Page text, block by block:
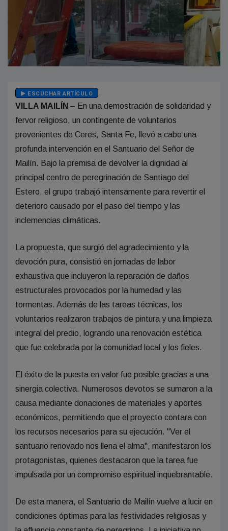
ESCUCHAR ARTÍCULO
VILLA MAILÍN – En una demostración de solidaridad y
fervor religioso, un contingente de voluntarios
provenientes de Ceres, Santa Fe, llevó a cabo una
profunda intervención en el Santuario del Señor de
Mailín. Bajo la premisa de devolver la dignidad al
principal centro de peregrinación de Santiago del
Estero, el grupo trabajó intensamente para revertir el
deterioro causado por el paso del tiempo y las
inclemencias climáticas.
La propuesta, que surgió del agradecimiento y la
devoción pura, consistió en jornadas de labor
exhaustiva que incluyeron la reparación de daños
estructurales provocados por la humedad y las
tormentas. Además de las tareas técnicas, los
voluntarios realizaron trabajos de pintura y una limpieza
integral del predio, logrando una renovación estética
que fue celebrada por la comunidad local y los fieles.
El éxito de la puesta en valor fue posible gracias a una
sinergia colectiva. Numerosos devotos se sumaron a la
causa mediante donaciones de materiales y aportes
económicos, permitiendo que el proyecto contara con
los recursos necesarios para su ejecución. "Ver el
santuario renovado nos llena el alma", manifestaron los
protagonistas, quienes destacaron que la tarea fue
impulsada por un compromiso espiritual inquebrantable.
De esta manera, el Santuario de Mailín vuelve a lucir en
condiciones óptimas para las festividades religiosas y